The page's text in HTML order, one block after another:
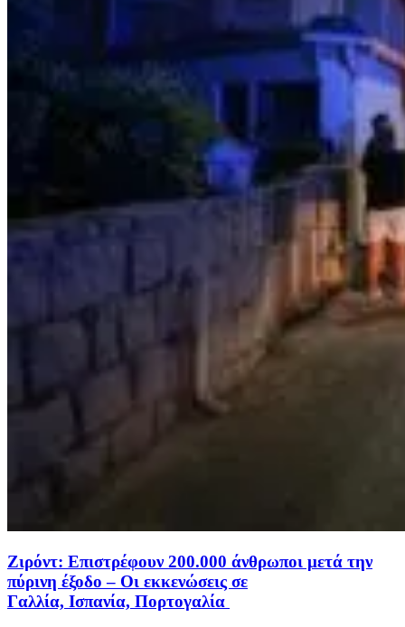
Ζιρόντ: Επιστρέφουν 200.000 άνθρωποι μετά την
πύρινη έξοδο – Οι εκκενώσεις σε
Γαλλία, Ισπανία, Πορτογαλία